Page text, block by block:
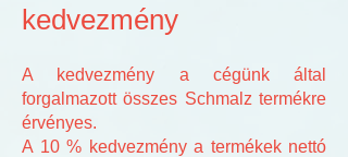
kedvezmény
A kedvezmény a cégünk által
forgalmazott összes Schmalz termékre
érvényes.
A 10 % kedvezmény a termékek nettó